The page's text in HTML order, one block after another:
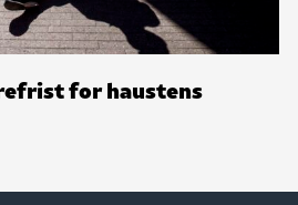
for haustens